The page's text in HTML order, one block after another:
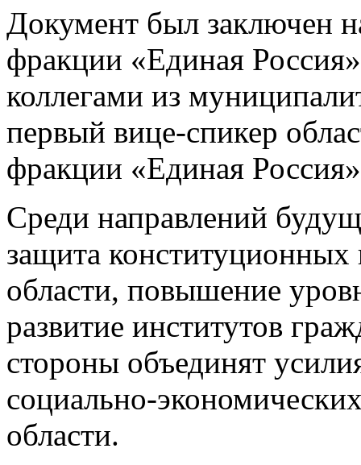
Документ был заключен
фракции «Единая
коллегами из
первый вице-спикер
фракции «Единая
Среди направлений
защита
области, повышение
развитие институтов
стороны объединят
социально-
области.